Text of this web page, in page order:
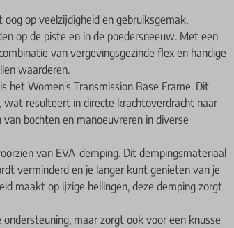
op veelzijdigheid en gebruiksgemak,
op de piste en in de poedersneeuw. Met een
van vergevingsgezinde flex en handige
waarderen.
het Women's Transmission Base Frame. Dit
resulteert in directe krachtoverdracht naar
bochten en manoeuvreren in diverse
van EVA-demping. Dit dempingsmateriaal
verminderd en je langer kunt genieten van je
maakt op ijzige hellingen, deze demping zorgt
maar zorgt ook voor een knusse